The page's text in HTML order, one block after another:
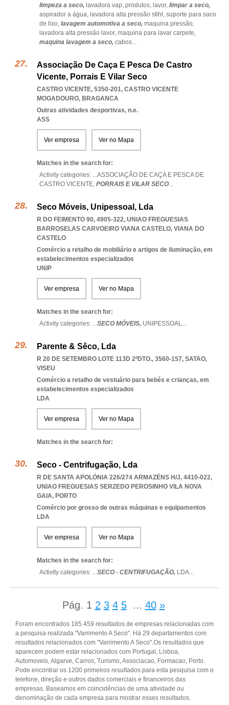
limpeza a seco, lavadora vap, produtos, lavor, limpar a seco,
aspirador a água, lavadora alta pressão stihl, suporte para saco
de lixo, lavagem automotiva a seco, maquina pressão,
lavadora alta pressão lavor, maquina para lavar carpete,
maquina lavagem a seco, cabos...
Associação De Caça E Pesca De Castro
Vicente, Porrais E Vilar Seco
CASTRO VICENTE, 5350-201, CASTRO VICENTE
MOGADOURO, BRAGANCA
Outras atividades desportivas, n.e.
ASS
Ver empresa Ver no Mapa
Matches in the search for:
Activity categories: ...ASSOCIAÇÃO DE CAÇA E PESCA DE
CASTRO VICENTE, PORRAIS E VILAR SECO...
Seco Móveis, Unipessoal, Lda
R DO FEIMENTO 90, 4905-322, UNIAO FREGUESIAS
BARROSELAS CARVOEIRO VIANA CASTELO, VIANA DO
CASTELO
Comércio a retalho de mobiliário e artigos de iluminação, em
estabelecimentos especializados
UNIP
Ver empresa Ver no Mapa
Matches in the search for:
Activity categories: ...SECO MÓVEIS, UNIPESSOAL...
Parente & Sêco, Lda
R 20 DE SETEMBRO LOTE 113D 2ºDTO., 3560-157, SATAO,
VISEU
Comércio a retalho de vestuário para bebés e crianças, em
estabelecimentos especializados
LDA
Ver empresa Ver no Mapa
Matches in the search for:
Seco - Centrifugação, Lda
R DE SANTA APOLÓNIA 226/274 ARMAZÉNS H/J, 4410-022,
UNIAO FREGUESIAS SERZEDO PEROSINHO VILA NOVA
GAIA, PORTO
Comércio por grosso de outras máquinas e equipamentos
LDA
Ver empresa Ver no Mapa
Matches in the search for:
Activity categories: ...SECO - CENTRIFUGAÇÃO, LDA...
Pág. 1 2 3 4 5 ... 40 »
Foram encontrados 185.459 resultados de empresas relacionadas com
a pesquisa realizada "Varrimento A Seco". Há 29 departamentos com
resultados relacionados com "Varrimento A Seco".Os resultados que
aparecem podem estar relacionados com Portugal, Lisboa,
Automoveis, Algarve, Carros, Turismo, Associacao, Formacao, Porto.
Pode encontrar os 1200 primeiros resultados para esta pesquisa com o
telefone, direção e outros dados comerciais e financeiros das
empresas. Baseamos em coincidências de uma atividade ou
denominação de cada empresa para mostrar esses resultados.